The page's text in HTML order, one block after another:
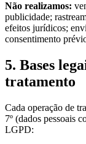
Não realizamos:
publicidade;
efeitos jurídicos;
consentimento
5. Bases
tratamento
Cada operação de
7º (dados pessoais
LGPD: